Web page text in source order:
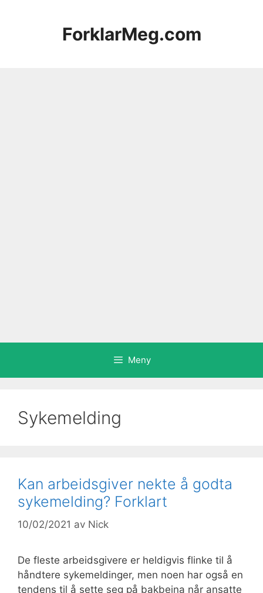
ForklarMeg.com
Meny
Sykemelding
Kan arbeidsgiver nekte å godta
sykemelding? Forklart
10/02/2021 av Nick
De fleste arbeidsgivere er heldigvis flinke til å
håndtere sykemeldinger, men noen har også en
tendens til å sette seg på bakbeina når ansatte